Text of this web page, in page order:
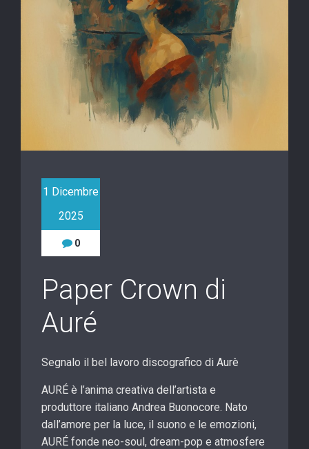
1 Dicembre
2025
0
Paper Crown di
Auré
Segnalo il bel lavoro discografico di Aurè
AURÉ è l’anima creativa dell’artista e
produttore italiano Andrea Buonocore. Nato
dall’amore per la luce, il suono e le emozioni,
AURÉ fonde neo-soul, dream-pop e atmosfere